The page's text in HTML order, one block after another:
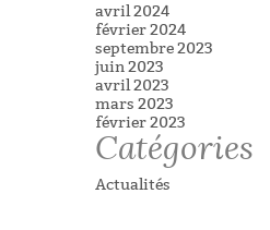
avril 2024
février 2024
septembre 2023
juin 2023
avril 2023
mars 2023
février 2023
Catégories
Actualités